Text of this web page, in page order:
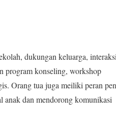
dukungan keluarga, interaksi
program konseling, workshop
Orang tua juga meiliki peran
anak dan mendorong komunikasi